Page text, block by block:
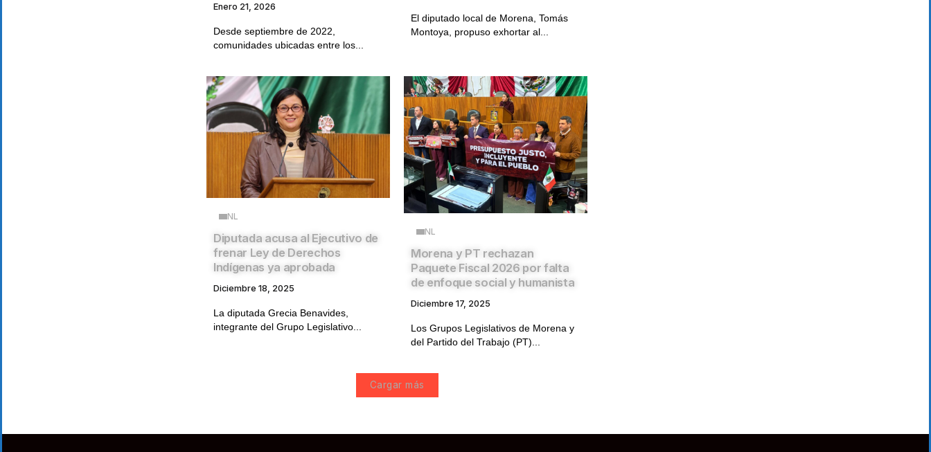
Enero 21, 2026
Desde septiembre de 2022,
comunidades ubicadas entre los...
El diputado local de Morena, Tomás
Montoya, propuso exhortar al...
NL
Diputada acusa al Ejecutivo de
frenar Ley de Derechos
Indígenas ya aprobada
Diciembre 18, 2025
La diputada Grecia Benavides,
integrante del Grupo Legislativo...
NL
Morena y PT rechazan
Paquete Fiscal 2026 por falta
de enfoque social y humanista
Diciembre 17, 2025
Los Grupos Legislativos de Morena y
del Partido del Trabajo (PT)...
Cargar más